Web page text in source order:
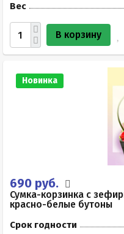
Вес
В корзину
Новинка
690 руб.
Сумка-корзинка с
красно-белые бутоны
Срок годности